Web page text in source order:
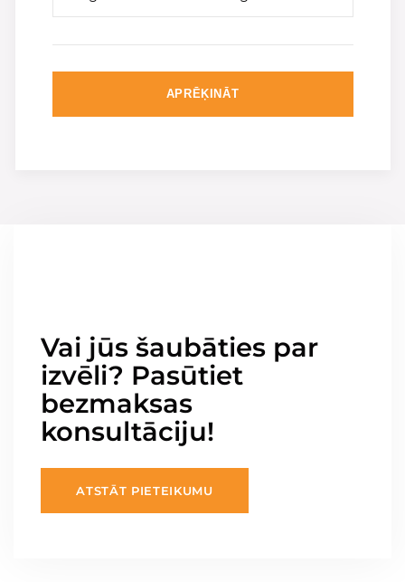
APRĒĶINĀT
Vai jūs šaubāties par
izvēli? Pasūtiet
bezmaksas
konsultāciju!
ATSTĀT PIETEIKUMU